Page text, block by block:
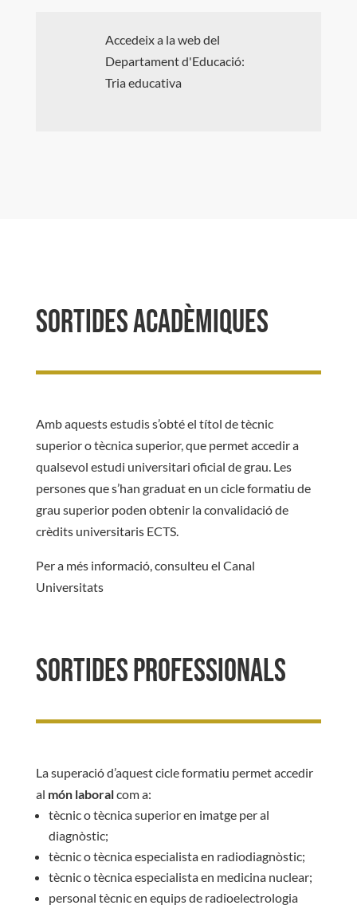
Accedeix a la web del
Departament d'Educació:
Tria educativa
Sortides acadèmiques
Amb aquests estudis s’obté el títol de tècnic
superior o tècnica superior, que permet accedir a
qualsevol estudi universitari oficial de grau. Les
persones que s’han graduat en un cicle formatiu de
grau superior poden obtenir la convalidació de
crèdits universitaris ECTS.
Per a més informació, consulteu el Canal
Universitats
Sortides professionals
La superació d’aquest cicle formatiu permet accedir
al món laboralcom a:
tècnic o tècnica superior en imatge per al
diagnòstic;
tècnic o tècnica especialista en radiodiagnòstic;
tècnic o tècnica especialista en medicina nuclear;
personal tècnic en equips de radioelectrologia